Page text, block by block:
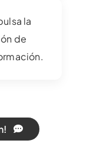
la
de